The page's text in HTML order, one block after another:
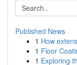
Published News
1 How
1 Floor
1 Exploring